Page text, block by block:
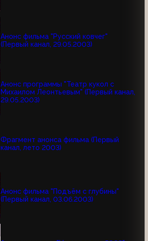
Анонс фильма "Русский ковчег"
(Первый канал, 29.05.2003)
Анонс программы "Театр кукол с
Михаилом Леонтьевым" (Первый канал,
29.05.2003)
Фрагмент анонса фильма (Первый
канал, лето 2003)
Анонс фильма "Подъём с глубины"
(Первый канал, 03.06.2003)